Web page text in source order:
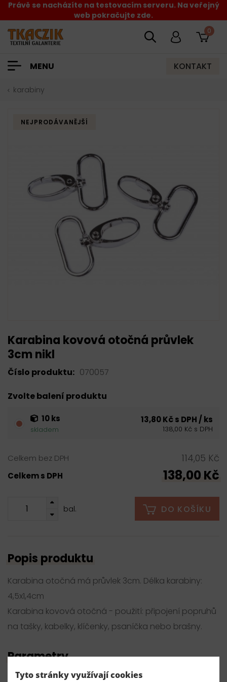
Právě se nacházíte na testovacím serveru. Na veřejný
web pokračujte zde.
0
MENU KONTAKT
karabiny
NEJPRODÁVANĚJŠÍ
Karabina kovová otočná průvlek
3cm nikl
Číslo produktu: 070057
Zvolte balení produktu
10 ks
skladem
13,80 Kč s DPH / ks
138,00 Kč s DPH
Celkem bez DPH 114,05 Kč
Celkem s DPH 138,00 Kč
bal. DO KOŠÍKU
Popis produktu
Karabina otočná má průvlek 3cm. Délka karabiny:
4,5x1,4cm
Karabina kovová otočná - použití: připojení popruhů
na tašky, kabelky, klíčenky, psaníčka nebo brašny.
Parametry
Tyto stránky využívají cookies